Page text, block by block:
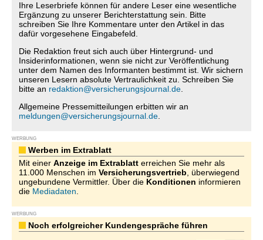
Ihre Leserbriefe können für andere Leser eine wesentliche
Ergänzung zu unserer Berichterstattung sein. Bitte
schreiben Sie Ihre Kommentare unter den Artikel in das
dafür vorgesehene Eingabefeld.
Die Redaktion freut sich auch über Hintergrund- und
Insiderinformationen, wenn sie nicht zur Veröffentlichung
unter dem Namen des Informanten bestimmt ist. Wir sichern
unseren Lesern absolute Vertraulichkeit zu. Schreiben Sie
bitte an redaktion@versicherungsjournal.de
Allgemeine Pressemitteilungen erbitten wir an
meldungen@versicherungsjournal.de
WERBUNG
Werben im Extrablatt
Mit einer Anzeige im Extrablatt erreichen Sie mehr als
11.000 Menschen im Versicherungsvertrieb , überwiegend
ungebundene Vermittler. Über die Konditionen informieren
die Mediadaten
WERBUNG
Noch erfolgreicher Kundengespräche führen